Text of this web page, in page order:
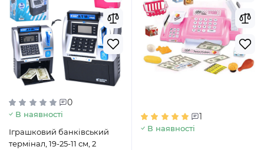
0
В наявності
Іграшковий банківський
термінал, 19-25-11 см, 2
1
В наявності